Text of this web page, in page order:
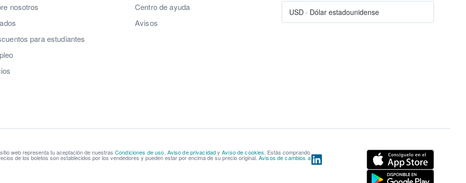
nosotros
para estudiantes
Centro de ayuda
Avisos
USD · Dólar estadounidense
web representa tu aceptación de nuestras Condiciones de uso, Aviso de privacidadyAviso de cookies. Estás comprando
de los boletos son establecidos por los vendedores y pueden estar por encima de su precio original. Avisos de cambios a